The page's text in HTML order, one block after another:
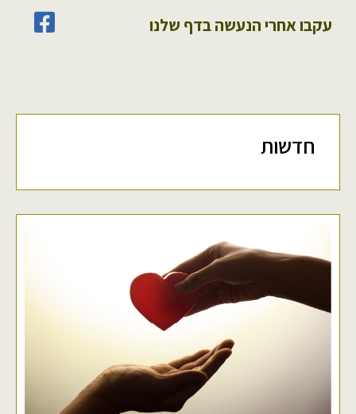
עקבו אחרי הנעשה בדף שלנו
חדשות